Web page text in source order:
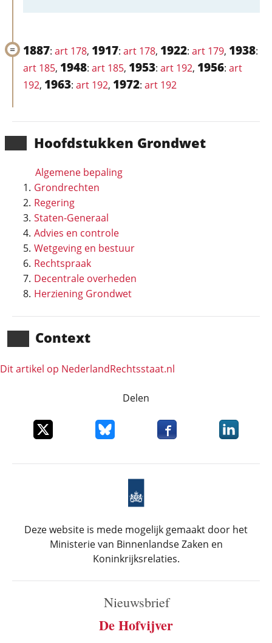
Hoofd­stukken Grondwet
Algemene bepaling
Grondrechten
Regering
Staten-Generaal
Advies en controle
Wetgeving en bestuur
Rechtspraak
Decentrale overheden
Herziening Grondwet
Context
Dit artikel op NederlandRechts­staat.nl
1887: art 178, 1917: art 178, 1922: art 179, 1938:
art 185, 1948: art 185, 1953: art 192, 1956: art
192, 1963: art 192, 1972: art 192
Delen
Deel dit item op XDeel dit item op Bluesky
Deel dit item opDeel dit
Deze website is mede mogelijk gemaakt door het
Ministerie van Binnenlandse Zaken en
Koninkrijksrelaties.
Nieuwsbrief
De Hofvijver